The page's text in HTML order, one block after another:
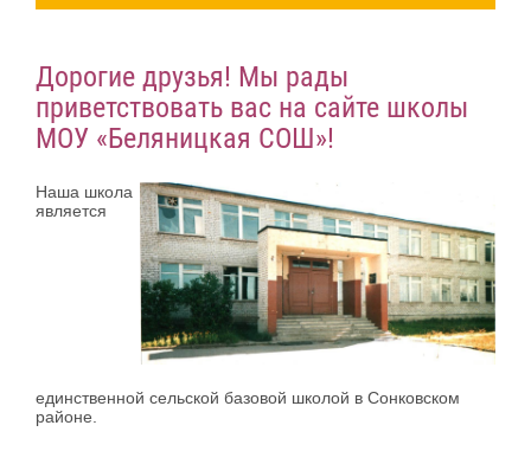
Дорогие друзья! Мы рады
приветствовать вас на сайте школы
МОУ «Беляницкая СОШ»!
Наша школа
является
единственной сельской базовой школой в Сонковском
районе.